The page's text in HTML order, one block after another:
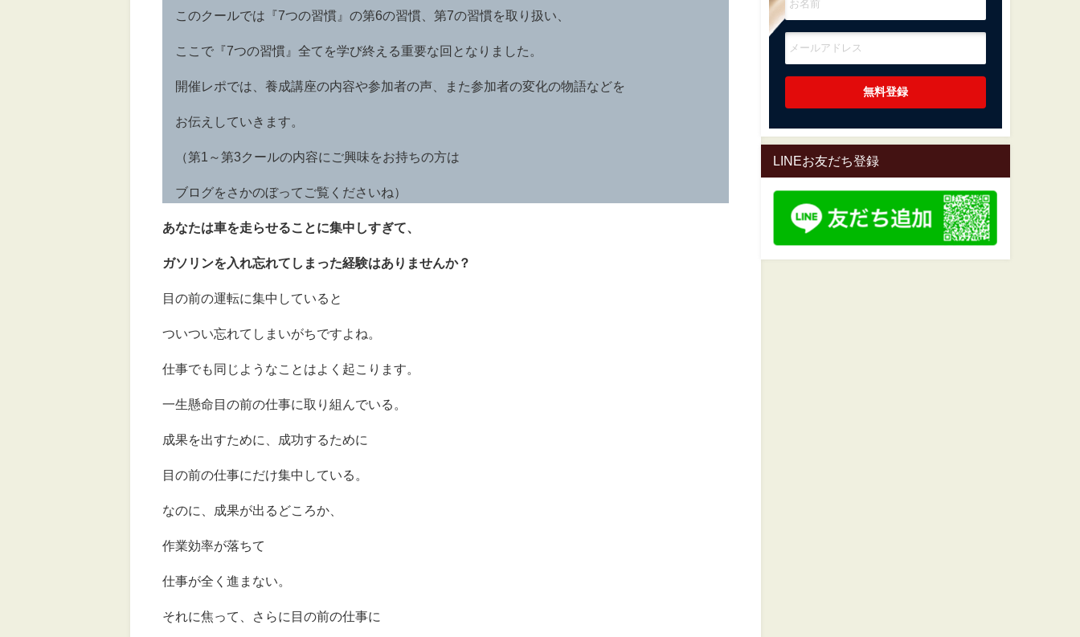
このクールでは『7つの習慣』の第6の習慣、第7の習慣を取り扱い、
ここで『7つの習慣』全てを学び終える重要な回となりました。
開催レポでは、養成講座の内容や参加者の声、また参加者の変化の物語などを
お伝えしていきます。
（第1～第3クールの内容にご興味をお持ちの方は
ブログをさかのぼってご覧くださいね）
あなたは車を走らせることに集中しすぎて、
ガソリンを入れ忘れてしまった経験はありませんか？
目の前の運転に集中していると
ついつい忘れてしまいがちですよね。
仕事でも同じようなことはよく起こります。
一生懸命目の前の仕事に取り組んでいる。
成果を出すために、成功するために
目の前の仕事にだけ集中している。
なのに、成果が出るどころか、
作業効率が落ちて
仕事が全く進まない。
それに焦って、さらに目の前の仕事に
LINEお友だち登録